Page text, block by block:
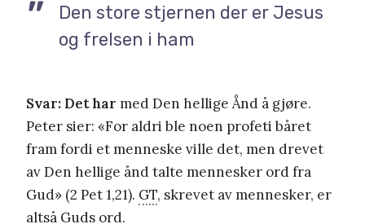
Den store stjernen der er Jesus
og frelsen i ham
Svar: Det har med Den hellige Ånd å gjøre.
Peter sier: «For aldri ble noen profeti båret
fram fordi et menneske ville det, men drevet
av Den hellige ånd talte mennesker ord fra
Gud» (2 Pet 1,21). GT, skrevet av mennesker, er
altså Guds ord.